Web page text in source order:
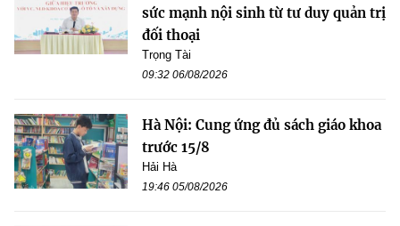
sức mạnh nội sinh từ tư duy quản trị
đối thoại
Trọng Tài
09:32 06/08/2026
Hà Nội: Cung ứng đủ sách giáo khoa
trước 15/8
Hải Hà
19:46 05/08/2026